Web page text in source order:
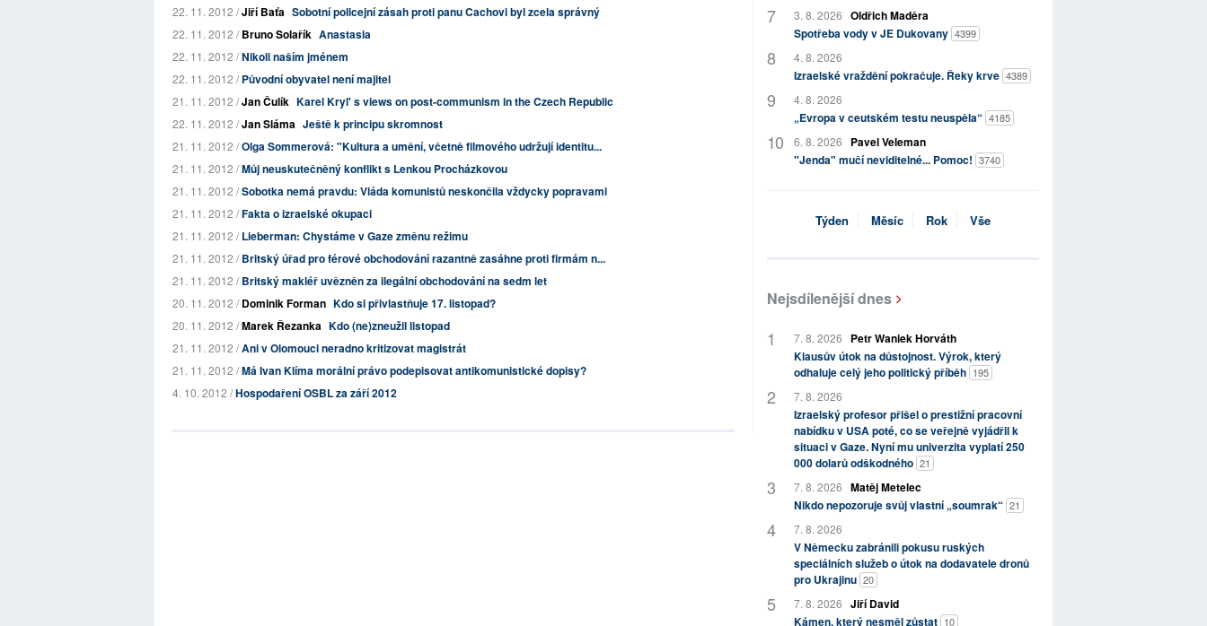
22. 11. 2012 /Jiří Baťa Sobotní policejní zásah proti panu Cachovi byl zcela správný
22. 11. 2012 /Bruno Solařík Anastasia
22. 11. 2012 /Nikoli naším jménem
22. 11. 2012 /Původní obyvatel není majitel
21. 11. 2012 /Jan Čulík Karel Kryl' s views on post-communism in the Czech Republic
22. 11. 2012 /Jan Sláma Ještě k principu skromnost
21. 11. 2012 /Olga Sommerová: "Kultura a umění, včetně filmového udržují identitu...
21. 11. 2012 /Můj neuskutečněný konflikt s Lenkou Procházkovou
21. 11. 2012 /Sobotka nemá pravdu: Vláda komunistů neskončila vždycky popravami
21. 11. 2012 /Fakta o izraelské okupaci
21. 11. 2012 /Lieberman: Chystáme v Gaze změnu režimu
21. 11. 2012 /Britský úřad pro férové obchodování razantně zasáhne proti firmám n...
21. 11. 2012 /Britský makléř uvězněn za ilegální obchodování na sedm let
20. 11. 2012 /Dominik Forman Kdo si přivlastňuje 17. listopad?
20. 11. 2012 /Marek Řezanka Kdo (ne)zneužil listopad
21. 11. 2012 /Ani v Olomouci neradno kritizovat magistrát
21. 11. 2012 /Má Ivan Klíma morální právo podepisovat antikomunistické dopisy?
4. 10. 2012 /Hospodaření OSBL za září 2012
3. 8. 2026 Oldřich Maděra
Spotřeba vody v JE Dukovany 4399
4. 8. 2026
Izraelské vraždění pokračuje. Řeky krve 4389
4. 8. 2026
„Evropa v ceutském testu neuspěla“ 4185
6. 8. 2026
Pavel Veleman
"Jenda" mučí neviditelné... Pomoc! 3740
Týden Měsíc Rok Vše
Nejsdílenější dnes
7. 8. 2026
Petr Waniek Horváth
Klausův útok na důstojnost. Výrok, který
odhaluje celý jeho politický příběh 195
7. 8. 2026
Izraelský profesor přišel o prestižní pracovní
nabídku v USA poté, co se veřejně vyjádřil k
situaci v Gaze. Nyní mu univerzita vyplatí 250
000 dolarů odškodného 21
7. 8. 2026 Matěj Metelec
Nikdo nepozoruje svůj vlastní „soumrak“ 21
7. 8. 2026
V Německu zabránili pokusu ruských
speciálních služeb o útok na dodavatele dronů
pro Ukrajinu 20
7. 8. 2026 Jiří David
Kámen, který nesměl zůstat 10